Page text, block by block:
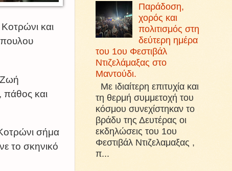
και
Ζωή
πάθος και
σήμα
το σκηνικό
Παράδοση,
χορός και
πολιτισμός στη
δεύτερη ημέρα
του 1ου Φεστιβάλ
Ντιζελάμαξας στο
Μαντούδι.
Με ιδιαίτερη επιτυχία και
τη θερμή συμμετοχή του
κόσμου συνεχίστηκαν το
βράδυ της Δευτέρας οι
εκδηλώσεις του 1ου
Φεστιβάλ Ντιζελαμαξας ,
π...